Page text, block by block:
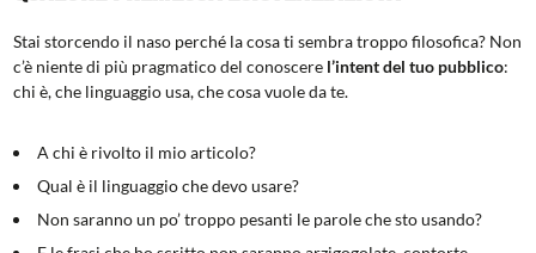
Stai storcendo il naso perché la cosa ti sembra troppo filosofica? Non
c’è niente di più pragmatico del conoscere l’intent del tuo pubblico:
chi è, che linguaggio usa, che cosa vuole da te.
A chi è rivolto il mio articolo?
Qual è il linguaggio che devo usare?
Non saranno un po’ troppo pesanti le parole che sto usando?